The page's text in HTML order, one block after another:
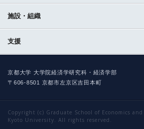
施設・組織
支援
京都大学 大学院経済学研究科・経済学部
〒606-8501 京都市左京区吉田本町
Copyright (c) Graduate School of Economics and
Kyoto University. All rights reserved.